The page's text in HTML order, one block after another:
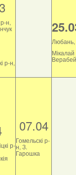
н,
р-н,
Любань,
Мікалай
Верабей
р-
07.04
Гомельскі р-
н, З.
Гарошка